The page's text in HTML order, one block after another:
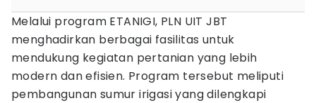
Melalui program ETANIGI, PLN UIT JBT
menghadirkan berbagai fasilitas untuk
mendukung kegiatan pertanian yang lebih
modern dan efisien. Program tersebut meliputi
pembangunan sumur irigasi yang dilengkapi